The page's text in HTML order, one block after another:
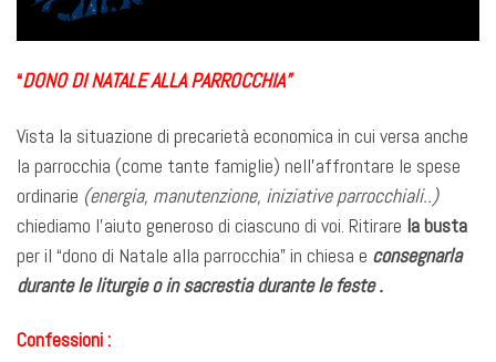
“DONO DI NATALE ALLA PARROCCHIA”
Vista la situazione di precarietà economica in cui versa anche
la parrocchia (come tante famiglie) nell’affrontare le spese
ordinarie (energia, manutenzione, iniziative parrocchiali..)
chiediamo l’aiuto generoso di ciascuno di voi. Ritirare la busta
per il “dono di Natale alla parrocchia” in chiesa e consegnarla
durante le liturgie oin sacrestia durante le feste .
Confessioni :